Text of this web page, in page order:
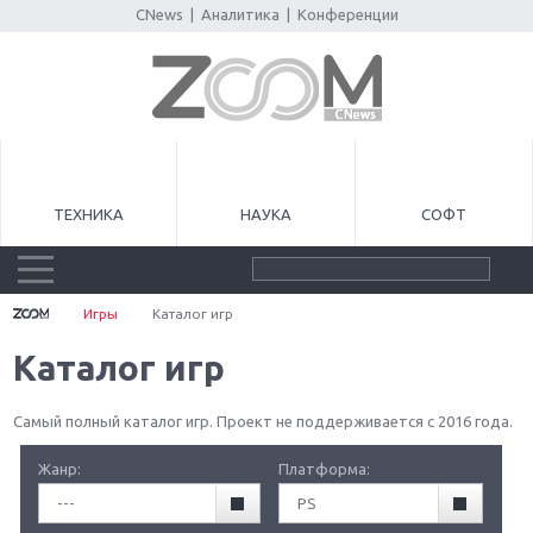
CNews Аналитика Конференции
ТЕХНИКА НАУКА СОФТ
Игры Каталог игр
Каталог игр
Самый полный каталог игр. Проект не поддерживается с 2016 года.
Жанр:
---
Платформа:
PS